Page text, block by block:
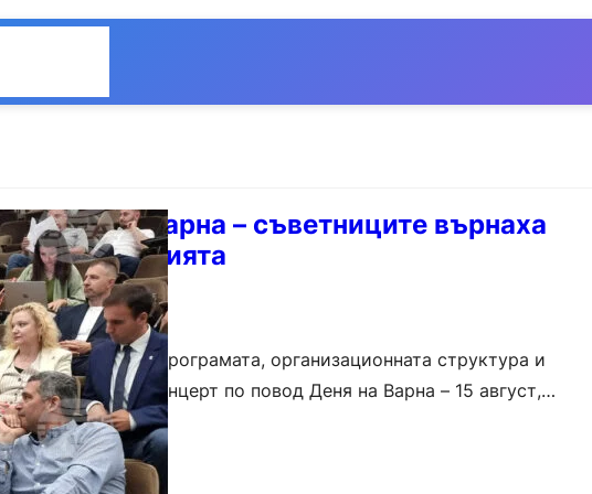
на Варна – съветниците върнаха
яснота относно програмата, организационната структура и
предстоящия концерт по повод Деня на Варна – 15 август,
да одобри поисканото финансиране от…